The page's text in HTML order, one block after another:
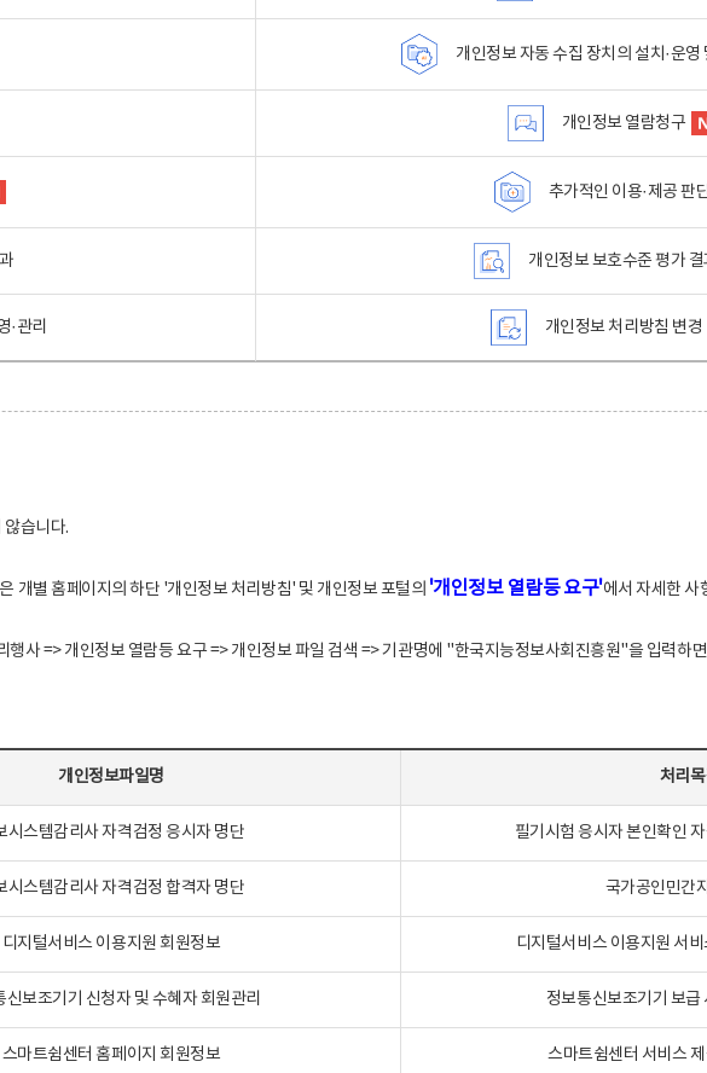
개인정보 자동 수집 장치의 설치·운영
개인정보 열람청구
추가적인 이용·제공 판
개인정보 보호수준 평가 결
·관리 개인정보 처리방침 변경
습니다.
개별 홈페이지의 하단 '개인정보 처리방침' 및 개인정보 포털의 '개인정보 열람등 요구'에서 자세한 사
=> 개인정보 열람등 요구 => 개인정보 파일 검색 => 기관명에 "한국지능정보사회진흥원"을 입력하
개인정보파일명 처리
시스템감리사 자격검정 응시자 명단 필기시험 응시자 본인확인
시스템감리사 자격검정 합격자 명단 국가공인민간
디지털서비스 이용지원 회원정보 디지털서비스 이용지원 서
신보조기기 신청자 및 수혜자 회원관리 정보통신보조기기 보급
스마트쉼센터 홈페이지 회원정보 스마트쉼센터 서비스